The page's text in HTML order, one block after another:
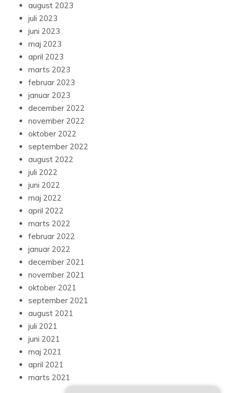
august 2023
juli 2023
juni 2023
maj 2023
april 2023
marts 2023
februar 2023
januar 2023
december 2022
november 2022
oktober 2022
september 2022
august 2022
juli 2022
juni 2022
maj 2022
april 2022
marts 2022
februar 2022
januar 2022
december 2021
november 2021
oktober 2021
september 2021
august 2021
juli 2021
juni 2021
maj 2021
april 2021
marts 2021